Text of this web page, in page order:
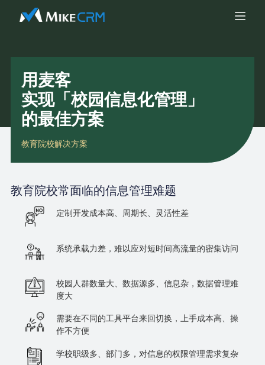
用麦客
实现「校园信息化管理」
的最佳方案
教育院校解决方案
教育院校常面临的信息管理难题
定制开发成本高、周期长、灵活性差
系统承载力差，难以应对短时间高流量的密集访问
校园人群数量大、数据源多、信息杂，数据管理难
度大
需要在不同的工具平台来回切换，上手成本高、操
作不方便
学校职级多、部门多，对信息的权限管理需求复杂